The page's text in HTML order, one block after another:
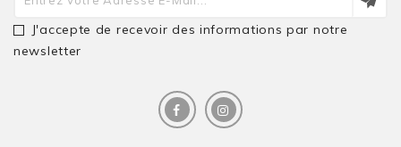
J'accepte de recevoir des informations par notre
newsletter